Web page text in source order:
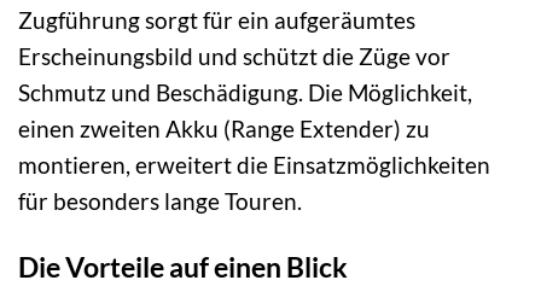
Zugführung sorgt für ein aufgeräumtes
Erscheinungsbild und schützt die Züge vor
Schmutz und Beschädigung. Die Möglichkeit,
einen zweiten Akku (Range Extender) zu
montieren, erweitert die Einsatzmöglichkeiten
für besonders lange Touren.
Die Vorteile auf einen Blick